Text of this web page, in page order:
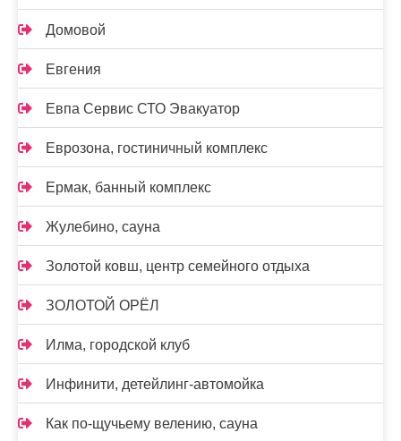
Домовой
Евгения
Евпа Сервис СТО Эвакуатор
Еврозона, гостиничный комплекс
Ермак, банный комплекс
Жулебино, сауна
Золотой ковш, центр семейного отдыха
ЗОЛОТОЙ ОРЁЛ
Илма, городской клуб
Инфинити, детейлинг-автомойка
Как по-щучьему велению, сауна